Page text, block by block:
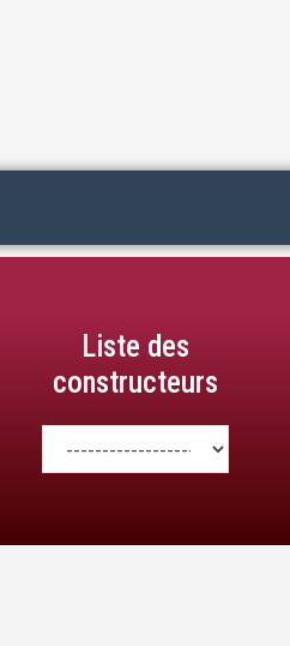
Liste des
constructeurs